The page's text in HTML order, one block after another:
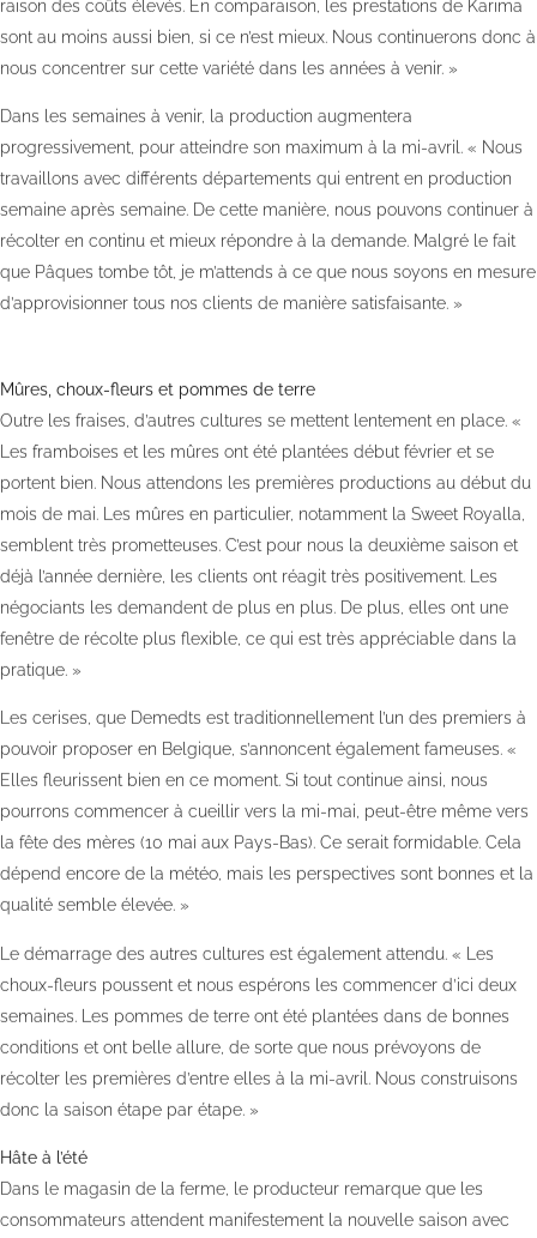
raison des coûts élevés. En comparaison, les prestations de Karima
sont au moins aussi bien, si ce n’est mieux. Nous continuerons donc à
nous concentrer sur cette variété dans les années à venir. »
Dans les semaines à venir, la production augmentera
progressivement, pour atteindre son maximum à la mi-avril. « Nous
travaillons avec différents départements qui entrent en production
semaine après semaine. De cette manière, nous pouvons continuer à
récolter en continu et mieux répondre à la demande. Malgré le fait
que Pâques tombe tôt, je m’attends à ce que nous soyons en mesure
d’approvisionner tous nos clients de manière satisfaisante. »
Mûres, choux-fleurs et pommes de terre
Outre les fraises, d’autres cultures se mettent lentement en place. «
Les framboises et les mûres ont été plantées début février et se
portent bien. Nous attendons les premières productions au début du
mois de mai. Les mûres en particulier, notamment la Sweet Royalla,
semblent très prometteuses. C’est pour nous la deuxième saison et
déjà l’année dernière, les clients ont réagit très positivement. Les
négociants les demandent de plus en plus. De plus, elles ont une
fenêtre de récolte plus flexible, ce qui est très appréciable dans la
pratique. »
Les cerises, que Demedts est traditionnellement l’un des premiers à
pouvoir proposer en Belgique, s’annoncent également fameuses. «
Elles fleurissent bien en ce moment. Si tout continue ainsi, nous
pourrons commencer à cueillir vers la mi-mai, peut-être même vers
la fête des mères (10 mai aux Pays-Bas). Ce serait formidable. Cela
dépend encore de la météo, mais les perspectives sont bonnes et la
qualité semble élevée. »
Le démarrage des autres cultures est également attendu. « Les
choux-fleurs poussent et nous espérons les commencer d’ici deux
semaines. Les pommes de terre ont été plantées dans de bonnes
conditions et ont belle allure, de sorte que nous prévoyons de
récolter les premières d’entre elles à la mi-avril. Nous construisons
donc la saison étape par étape. »
Hâte à l’été
Dans le magasin de la ferme, le producteur remarque que les
consommateurs attendent manifestement la nouvelle saison avec